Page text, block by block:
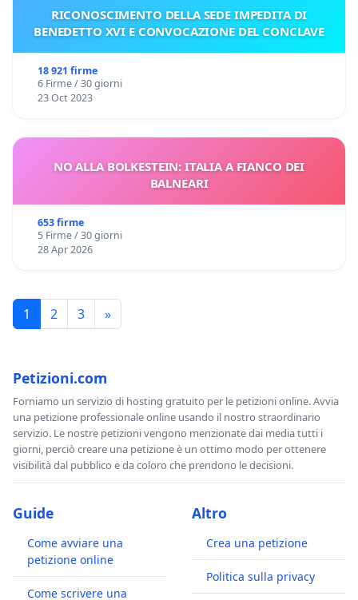
RICONOSCIMENTO DELLA SEDE IMPEDITA DI
BENEDETTO XVI E CONVOCAZIONE DEL CONCLAVE
18 921 firme
6 Firme / 30 giorni
23 Oct 2023
NO ALLA BOLKESTEIN: ITALIA A FIANCO DEI
BALNEARI
653 firme
5 Firme / 30 giorni
28 Apr 2026
1 2 3 »
Petizioni.com
Forniamo un servizio di hosting gratuito per le petizioni online. Avvia
una petizione professionale online usando il nostro straordinario
servizio. Le nostre petizioni vengono menzionate dai media tutti i
giorni, perciò creare una petizione è un ottimo modo per ottenere
visibilità dal pubblico e da coloro che prendono le decisioni.
Guide
Come avviare una
petizione online
Come scrivere una
Altro
Crea una petizione
Politica sulla privacy